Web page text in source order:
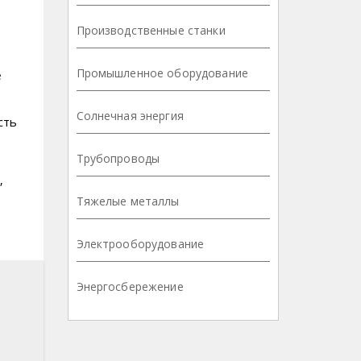
Производственные станки
Промышленное оборудование
Солнечная энергия
Трубопроводы
Тяжелые металлы
Электрооборудование
Энергосбережение